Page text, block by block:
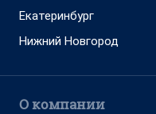
Екатеринбург
Нижний Новгород
О компании